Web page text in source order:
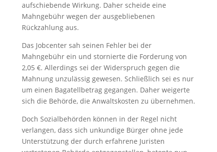
aufschiebende Wirkung. Daher scheide eine
Mahngebühr wegen der ausgebliebenen
Rückzahlung aus.
Das Jobcenter sah seinen Fehler bei der
Mahngebühr ein und stornierte die Forderung von
2,05 €. Allerdings sei der Widerspruch gegen die
Mahnung unzulässig gewesen. Schließlich sei es nur
um einen Bagatellbetrag gegangen. Daher weigerte
sich die Behörde, die Anwaltskosten zu übernehmen.
Doch Sozialbehörden können in der Regel nicht
verlangen, dass sich unkundige Bürger ohne jede
Unterstützung der durch erfahrene Juristen